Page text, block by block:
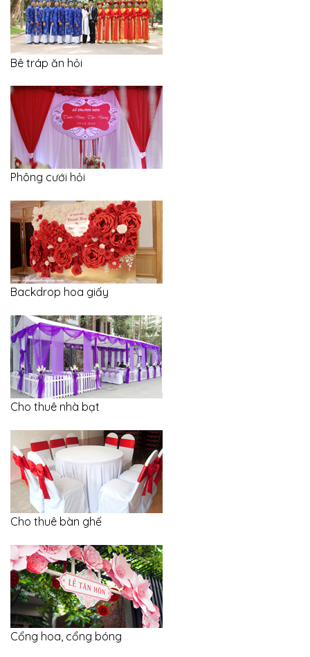
Bê tráp ăn hỏi
Phông cưới hỏi
Backdrop hoa giấy
Cho thuê nhà bạt
Cho thuê bàn ghế
Cổng hoa, cổng bóng